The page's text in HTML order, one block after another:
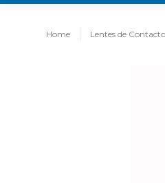
Home Lentes de Contacto